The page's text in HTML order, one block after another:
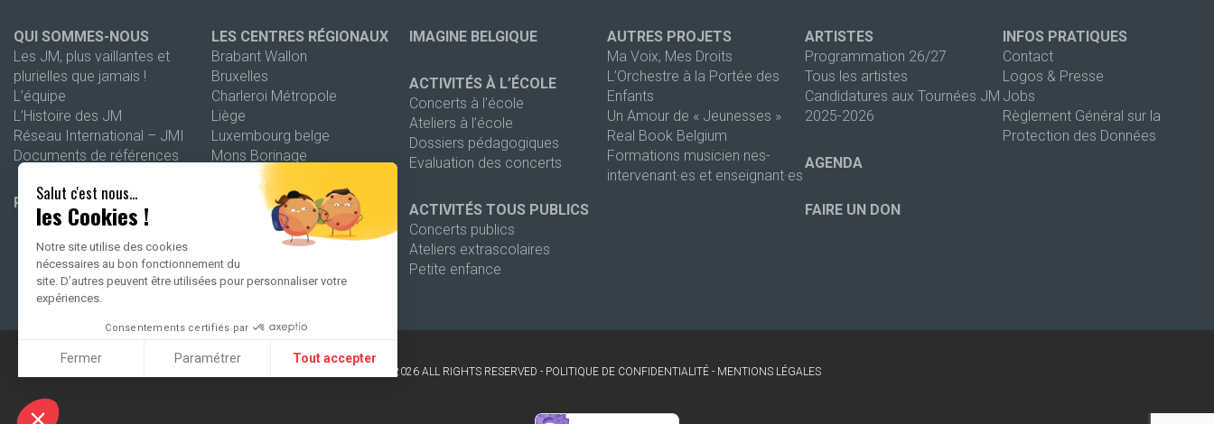
Salut c'est nous...
les Cookies !
Notre site utilise des cookies
nécessaires au bon fonctionnement du
site. D’autres peuvent être utilisées pour personnaliser votre
expériences.
Consentements certifiés par
Fermer Paramétrer Tout accepter
Plateforme de Gestion du Consentement : Personnalisez vos Options
QUI SOMMES-NOUS
Les JM, plus vaillantes et
plurielles que jamais !
L’équipe
L’Histoire des JM
Réseau International – JMI
Documents de références
PROGRAMMATION 26-27
LES CENTRES RÉGIONAUX
Brabant Wallon
Bruxelles
Charleroi Métropole
Liège
Luxembourg belge
Mons Borinage
Wallonie picarde
IMAGINE BELGIQUE
ACTIVITÉS À L’ÉCOLE
Concerts à l’école
Ateliers à l’école
Dossiers pédagogiques
Evaluation des concerts
ACTIVITÉS TOUS PUBLICS
Concerts publics
Ateliers extrascolaires
Petite enfance
AUTRES PROJETS
Ma Voix, Mes Droits
L’Orchestre à la Portée des
Enfants
Un Amour de « Jeunesses »
Real Book Belgium
Formations musicien·nes-
intervenant·es et enseignant·es
ARTISTES
Programmation 26/27
Tous les artistes
Candidatures aux Tournées JM
2025-2026
AGENDA
FAIRE UN DON
INFOS PRATIQUES
Contact
Logos & Presse
Jobs
Règlement Général sur la
Protection des Données
2026 ALL RIGHTS RESERVED - POLITIQUE DE CONFIDENTIALITÉ- MENTIONS LÉGALES